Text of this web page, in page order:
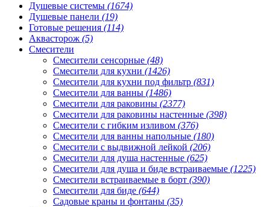
Душевые системы (1674)
Душевые панели (19)
Готовые решения (114)
Аквасторож (5)
Смесители
Смесители сенсорные (48)
Смесители для кухни (1426)
Смесители для кухни под фильтр (831)
Смесители для ванны (1486)
Смесители для раковины (2377)
Смесители для раковины настенные (398)
Смесители с гибким изливом (376)
Смесители для ванны напольные (180)
Смесители с выдвижной лейкой (206)
Смесители для душа настенные (625)
Смесители для душа и биде встраиваемые (1225)
Смесители встраиваемые в борт (390)
Смесители для биде (644)
Садовые краны и фонтаны (35)